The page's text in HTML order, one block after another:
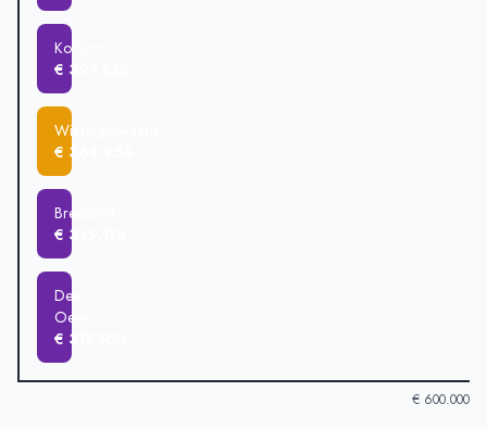
Kolhorn
€ 397.535
Wieringerwaard
€ 364.954
Breezand
€ 349.174
Den
Oever
€ 317.500
€ 600.000